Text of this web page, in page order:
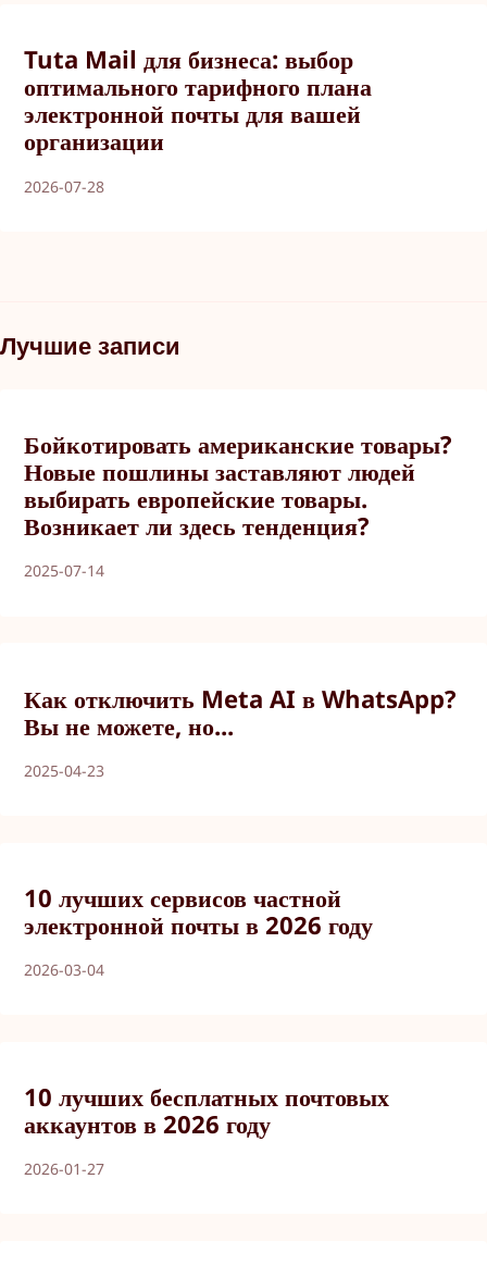
Tuta Mail для бизнеса: выбор
оптимального тарифного плана
электронной почты для вашей
организации
2026-07-28
Лучшие записи
Бойкотировать американские товары?
Новые пошлины заставляют людей
выбирать европейские товары.
Возникает ли здесь тенденция?
2025-07-14
Как отключить Meta AI в WhatsApp?
Вы не можете, но...
2025-04-23
10 лучших сервисов частной
электронной почты в 2026 году
2026-03-04
10 лучших бесплатных почтовых
аккаунтов в 2026 году
2026-01-27